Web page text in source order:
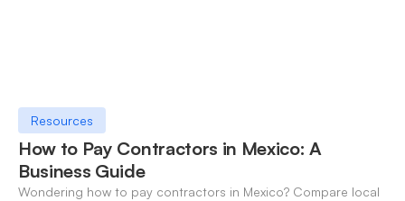
Resources
How to Pay Contractors in Mexico: A
Business Guide
Wondering how to pay contractors in Mexico? Compare local